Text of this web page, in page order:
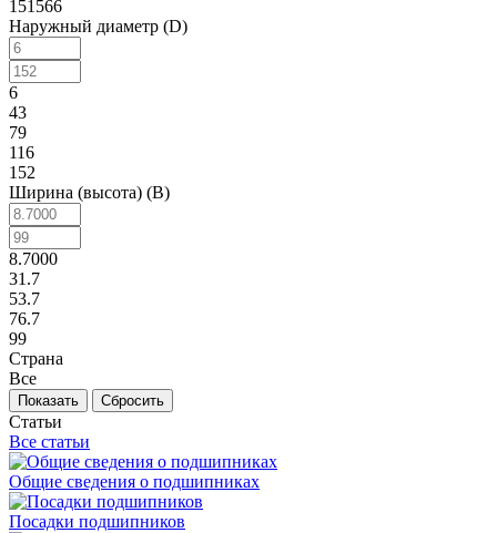
151566
Наружный диаметр (D)
6
43
79
116
152
Ширина (высота) (B)
8.7000
31.7
53.7
76.7
99
Страна
Все
Сбросить
Статьи
Все статьи
Общие сведения о подшипниках
Посадки подшипников